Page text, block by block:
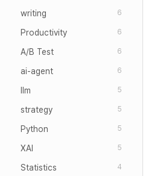
writing 6
Productivity 6
A/B Test 6
ai-agent 6
llm 5
strategy 5
Python 5
XAI 5
Statistics 4